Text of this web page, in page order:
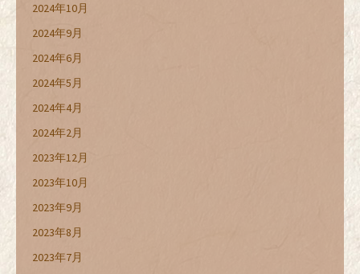
2024年10月
2024年9月
2024年6月
2024年5月
2024年4月
2024年2月
2023年12月
2023年10月
2023年9月
2023年8月
2023年7月